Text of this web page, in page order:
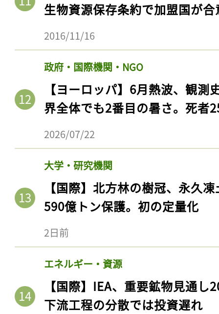
生物資源保存条約で加盟国が合
2016/11/16
政府・国際機関・NGO
【ヨーロッパ】6月熱波、観
界全体でも2番目の暑さ。死者
2026/07/22
大学・研究機関
【国際】北方林の樹冠、永久
590億トン保護。初の定量化
2日前
エネルギー・資源
【国際】IEA、重要鉱物見通
下流工程の分散では投資遅れ